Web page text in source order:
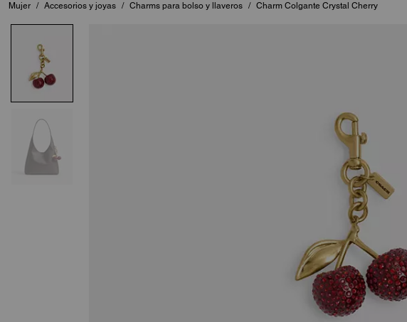
Mujer / Accesorios y joyas / Charms para bolso y llaveros / Charm Colgante Crystal Cherry